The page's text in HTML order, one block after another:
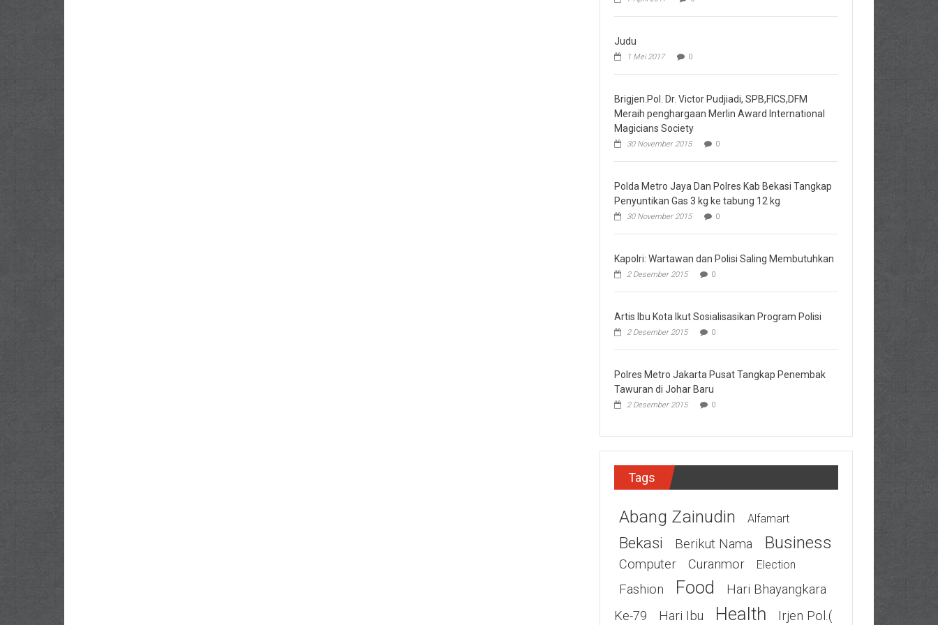
Judu
1 Mei 2017 0
Brigjen.Pol. Dr. Victor Pudjiadi, SPB,FICS,DFM
Meraih penghargaan Merlin Award International
Magicians Society
30 November 2015 0
Polda Metro Jaya Dan Polres Kab Bekasi Tangkap
Penyuntikan Gas 3 kg ke tabung 12 kg
30 November 2015 0
Kapolri: Wartawan dan Polisi Saling Membutuhkan
2 Desember 2015 0
Artis Ibu Kota Ikut Sosialisasikan Program Polisi
2 Desember 2015 0
Polres Metro Jakarta Pusat Tangkap Penembak
Tawuran di Johar Baru
2 Desember 2015 0
Tags
Abang Zainudin Alfamart
Bekasi Berikut Nama Business
Computer Curanmor Election
Fashion Food
Hari Bhayangkara
Ke-79
Hari Ibu Health
Irjen Pol.(